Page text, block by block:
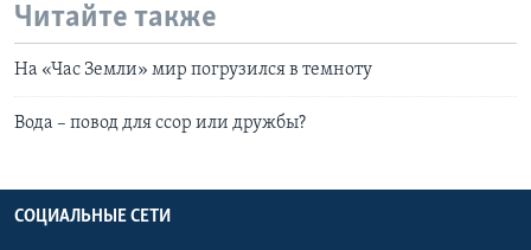
Читайте также
На «Час Земли» мир погрузился в темноту
Вода – повод для ссор или дружбы?
СОЦИАЛЬНЫЕ СЕТИ